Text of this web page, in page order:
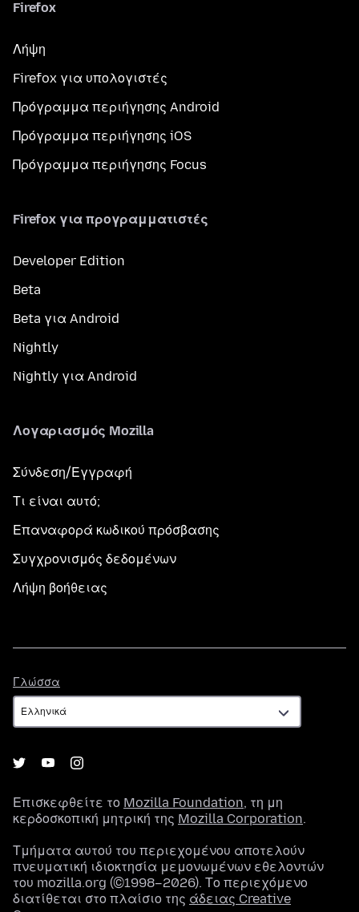
Firefox
Λήψη
Firefox για υπολογιστές
Πρόγραμμα περιήγησης Android
Πρόγραμμα περιήγησης iOS
Πρόγραμμα περιήγησης Focus
Firefox για προγραμματιστές
Developer Edition
Beta
Beta για Android
Nightly
Nightly για Android
Λογαριασμός Mozilla
Σύνδεση/Εγγραφή
Τι είναι αυτό;
Επαναφορά κωδικού πρόσβασης
Συγχρονισμός δεδομένων
Λήψη βοήθειας
Γλώσσα
Επισκεφθείτε το Mozilla Foundation, τη μη
κερδοσκοπική μητρική της Mozilla Corporation.
Τμήματα αυτού του περιεχομένου αποτελούν
πνευματική ιδιοκτησία μεμονωμένων εθελοντών
του mozilla.org (©1998–2026). Το περιεχόμενο
διατίθεται στο πλαίσιο της άδειας Creative